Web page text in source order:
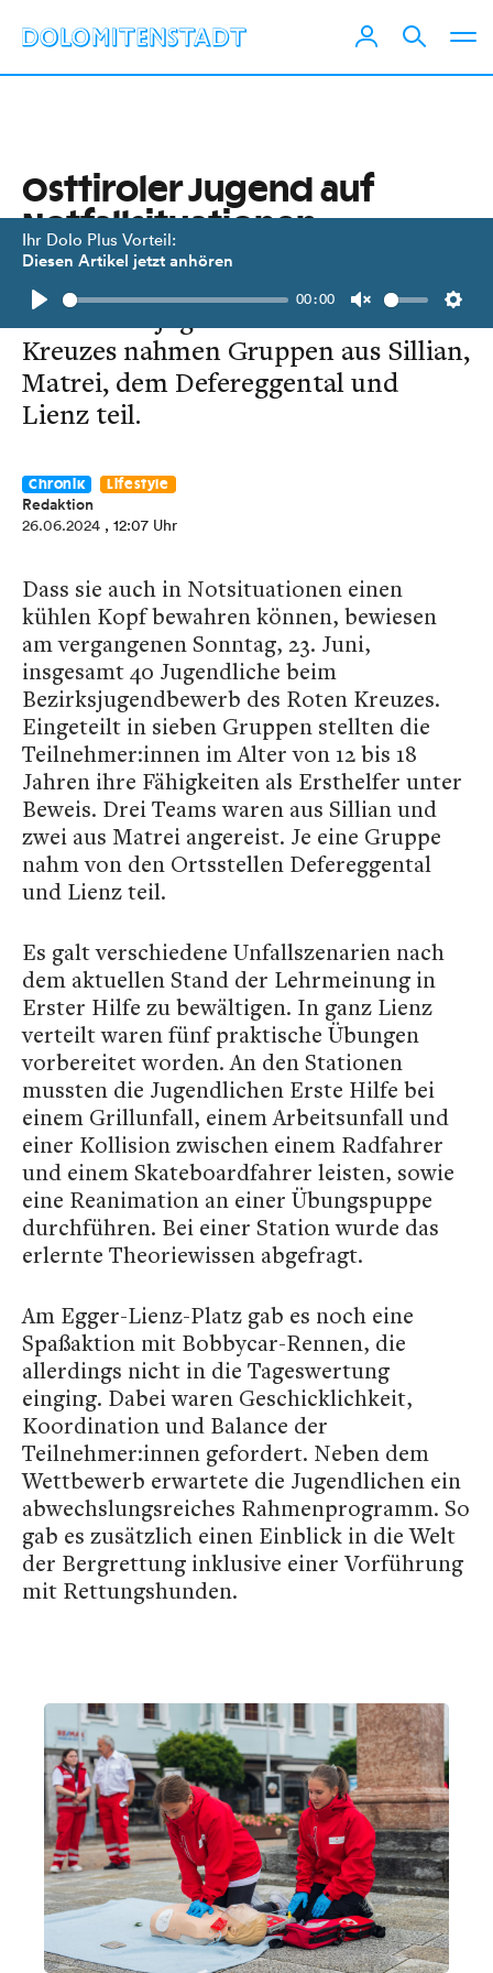
Ihr Dolo Plus Vorteil:
Diesen Artikel jetzt anhören
Play
00:00
Unmute
Osttiroler Jugend auf
Notfallsituationen
vorbereitet
Am Bezirksjugendbewerb des Roten
Kreuzes nahmen Gruppen aus Sillian,
Matrei, dem Defereggental und
Lienz teil.
Chronik Lifestyle
Redaktion
26.06.2024 , 12:07 Uhr
Dass sie auch in Notsituationen einen
kühlen Kopf bewahren können, bewiesen
am vergangenen Sonntag, 23. Juni,
insgesamt 40 Jugendliche beim
Bezirksjugendbewerb des Roten Kreuzes.
Eingeteilt in sieben Gruppen stellten die
Teilnehmer:innen im Alter von 12 bis 18
Jahren ihre Fähigkeiten als Ersthelfer unter
Beweis. Drei Teams waren aus Sillian und
zwei aus Matrei angereist. Je eine Gruppe
nahm von den Ortsstellen Defereggental
und Lienz teil.
Es galt verschiedene Unfallszenarien nach
dem aktuellen Stand der Lehrmeinung in
Erster Hilfe zu bewältigen. In ganz Lienz
verteilt waren fünf praktische Übungen
vorbereitet worden. An den Stationen
mussten die Jugendlichen Erste Hilfe bei
einem Grillunfall, einem Arbeitsunfall und
einer Kollision zwischen einem Radfahrer
und einem Skateboardfahrer leisten, sowie
eine Reanimation an einer Übungspuppe
durchführen. Bei einer Station wurde das
erlernte Theoriewissen abgefragt.
Am Egger-Lienz-Platz gab es noch eine
Spaßaktion mit Bobbycar-Rennen, die
allerdings nicht in die Tageswertung
einging. Dabei waren Geschicklichkeit,
Koordination und Balance der
Teilnehmer:innen gefordert. Neben dem
Wettbewerb erwartete die Jugendlichen ein
abwechslungsreiches Rahmenprogramm. So
gab es zusätzlich einen Einblick in die Welt
der Bergrettung inklusive einer Vorführung
mit Rettungshunden.